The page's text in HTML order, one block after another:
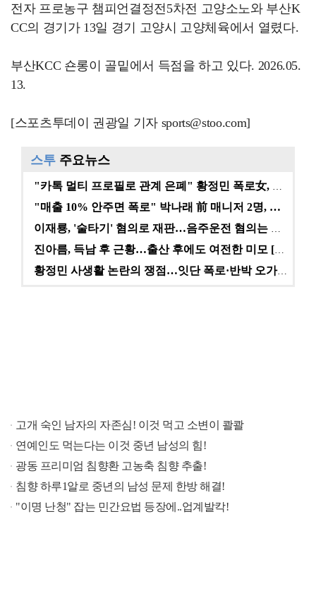
전자 프로농구 챔피언결정전5차전 고양소노와 부산K
CC의 경기가 13일 경기 고양시 고양체육에서 열렸다.
부산KCC 숀롱이 골밑에서 득점을 하고 있다. 2026.05.
13.
[스포츠투데이 권광일 기자 sports@stoo.com]
스투 주요뉴스
"매출 10% 안주면 폭로" 박나래 前 매니저 2명, …
황정민 사생활 논란의 쟁점…잇단 폭로·반박 오가는 소모…